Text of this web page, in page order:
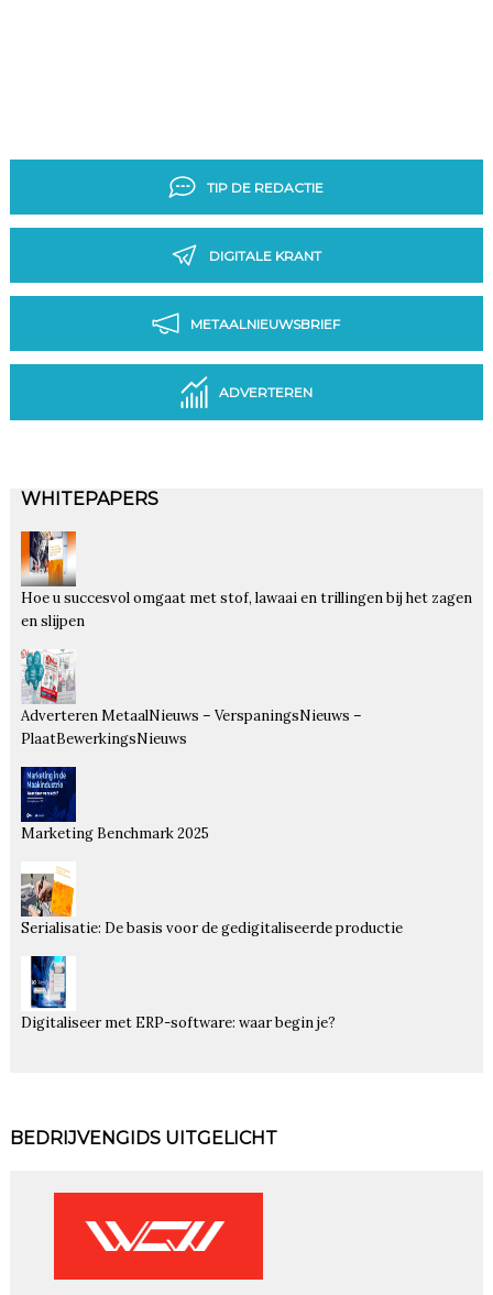
TIP DE REDACTIE
DIGITALE KRANT
METAALNIEUWSBRIEF
ADVERTEREN
WHITEPAPERS
Hoe u succesvol omgaat met stof, lawaai en trillingen bij het zagen
en slijpen
Adverteren MetaalNieuws – VerspaningsNieuws –
PlaatBewerkingsNieuws
Marketing Benchmark 2025
Serialisatie: De basis voor de gedigitaliseerde productie
Digitaliseer met ERP-software: waar begin je?
BEDRIJVENGIDS UITGELICHT